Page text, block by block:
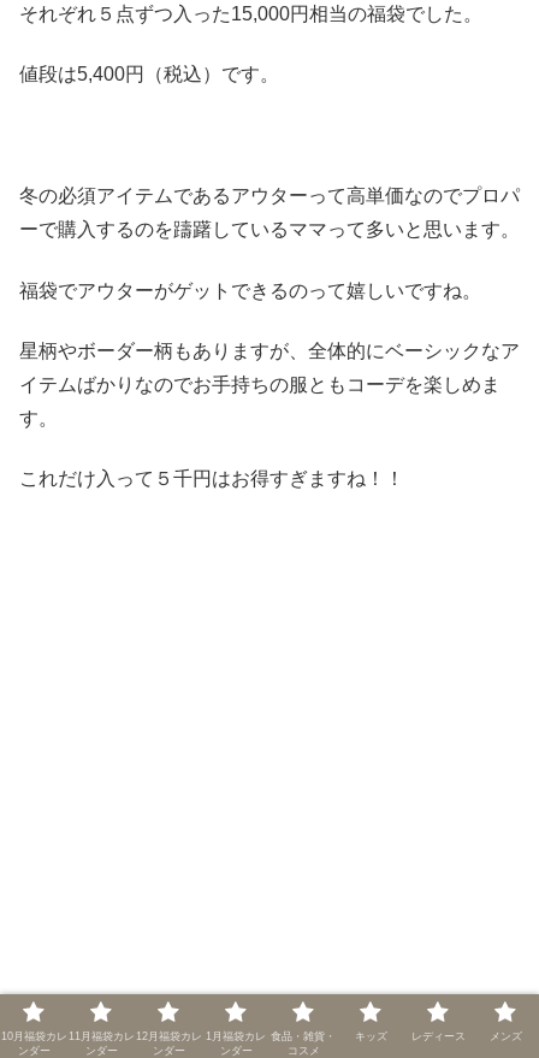
それぞれ５点ずつ入った15,000円相当の福袋でした。
値段は5,400円（税込）です。
冬の必須アイテムであるアウターって高単価なのでプロパ
ーで購入するのを躊躇しているママって多いと思います。
福袋でアウターがゲットできるのって嬉しいですね。
星柄やボーダー柄もありますが、全体的にベーシックなア
イテムばかりなのでお手持ちの服ともコーデを楽しめま
す。
これだけ入って５千円はお得すぎますね！！
10月福袋カレ
ンダー
11月福袋カレ
ンダー
12月福袋カレ
ンダー
1月福袋カレ
ンダー
食品・雑貨・
コスメ
キッズ レディース メンズ